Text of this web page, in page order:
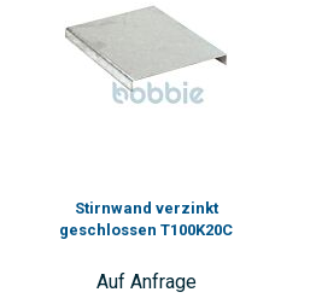
Stirnwand verzinkt
geschlossen T100K20C
Auf Anfrage